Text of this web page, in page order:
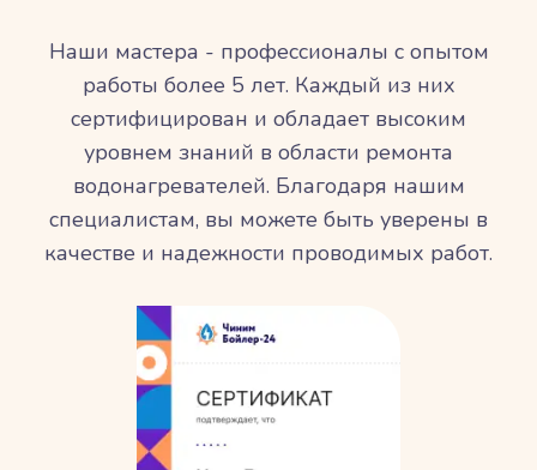
Наши мастера - профессионалы с опытом
работы более 5 лет. Каждый из них
сертифицирован и обладает высоким
уровнем знаний в области ремонта
водонагревателей. Благодаря нашим
специалистам, вы можете быть уверены в
качестве и надежности проводимых работ.